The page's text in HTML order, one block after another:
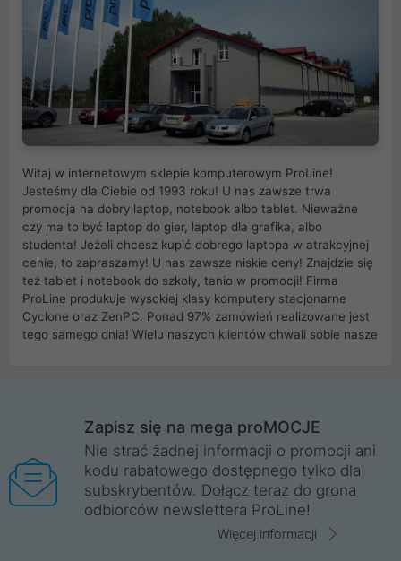
Witaj w internetowym sklepie komputerowym ProLine!
Jesteśmy dla Ciebie od 1993 roku! U nas zawsze trwa
promocja na dobry laptop, notebook albo tablet. Nieważne
czy ma to być laptop do gier, laptop dla grafika, albo
studenta! Jeżeli chcesz kupić dobrego laptopa w atrakcyjnej
cenie, to zapraszamy! U nas zawsze niskie ceny! Znajdzie się
też tablet i notebook do szkoły, tanio w promocji! Firma
ProLine produkuje wysokiej klasy komputery stacjonarne
Cyclone oraz ZenPC. Ponad 97% zamówień realizowane jest
tego samego dnia! Wielu naszych klientów chwali sobie nasze
Wrocław, Poznań, Legnica, Katowice, Gliwice, Kalisz, Bytom,
Trzebnica, Opole. Szybka i profesjonalna obsługa!
ProLine to polska firma ze 100% polskim kapitałem. Działamy
legalnie i płacimy podatki w naszym kraju! Posiadamy siedzibę
główną w Mirkowie oraz salony na terenie kraju. Cała
komunikacja ze sklepem komputerowym ProLine jest
Zapisz się na mega proMOCJE
Nie strać żadnej informacji o promocji ani
kodu rabatowego dostępnego tylko dla
subskrybentów. Dołącz teraz do grona
odbiorców newslettera ProLine!
Więcej informacji